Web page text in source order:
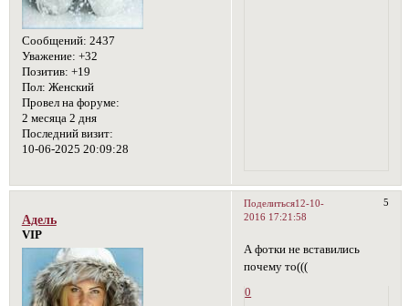
Сообщений: 2437
Уважение: +32
Позитив: +19
Пол: Женский
Провел на форуме:
2 месяца 2 дня
Последний визит:
10-06-2025 20:09:28
Поделиться 5
12-10-
2016 17:21:58
Адель
VIP
А фотки не вставились
почему то(((
0